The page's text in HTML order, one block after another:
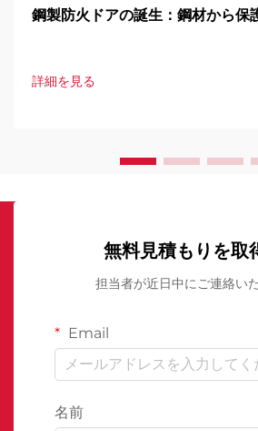
鋼製防火ドアの誕生：鋼材から保
詳細を見る
無料見積もりを取
担当者が近日中にご連絡い
Email
名前